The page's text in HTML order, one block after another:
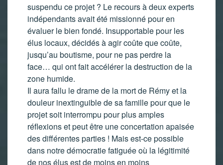
suspendu ce projet ? Le recours à deux experts
indépendants avait été missionné pour en
évaluer le bien fondé. Insupportable pour les
élus locaux, décidés à agir coûte que coûte,
jusqu’au boutisme, pour ne pas perdre la
face… qui ont fait accélérer la destruction de la
zone humide.
Il aura fallu le drame de la mort de Rémy et la
douleur inextinguible de sa famille pour que le
projet soit interrompu pour plus amples
réflexions et peut être une concertation apaisée
des différentes parties ! Mais est-ce possible
dans notre démocratie fatiguée où la légitimité
de nos élus est de moins en moins